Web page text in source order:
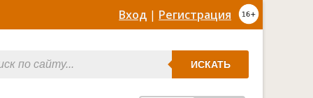
Вход | Регистрация
ИСКАТЬ